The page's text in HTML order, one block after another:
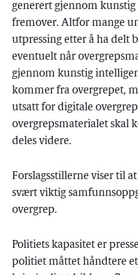
generert gjennom
fremover. Altfor mange
utpressing etter å ha delt
eventuelt når
gjennom kunstig
kommer fra overgrepet,
utsatt for digitale
overgrepsmaterialet skal
deles videre.
Forslagsstillerne viser til
svært viktig
overgrep.
Politiets kapasitet er
politiet måttet håndtere